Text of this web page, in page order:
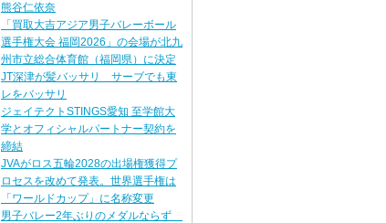
熊谷仁依奈
「買取大吉アジア男子バレーボール
選手権大会 福岡2026」の会場が北九
州市立総合体育館（福岡県）に決定
JT深津が髪バッサリ サーブでも東
レをバッサリ
ジェイテクトSTINGS愛知 至学館大
学とオフィシャルパートナー契約を
締結
JVAがロス五輪2028の出場権獲得プ
ロセスを改めて発表。世界選手権は
「ワールドカップ」に名称変更
男子バレー2年ぶりのメダルならず